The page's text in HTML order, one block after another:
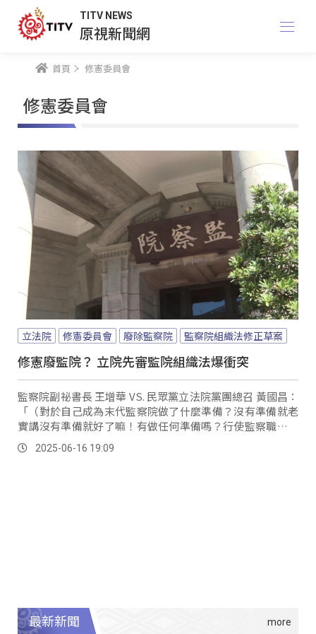
TITV NEWS
原視新聞網
首頁 修憲委員會
修憲委員會
立法院 修憲委員會 廢除監察院 監察院組織法修正草案
修憲廢監院？ 立院先審監院組織法爆衝突
監察院副祕書長 王增華 VS. 民眾黨立法院黨團總召 黃國昌：
「（對於自己成為末代監察院做了什麼準備？沒有準備就老
實講沒有準備就好了嘛！有做任何準備嗎？行使監察職權而
已，你剛搖頭是沒有做準備是不是？）我們在行使監察職
權。2025-06-16 19:09
最新新聞